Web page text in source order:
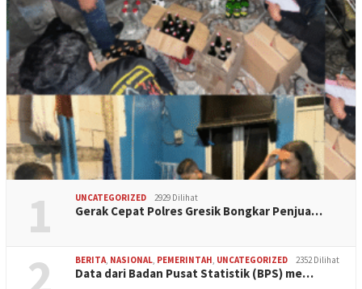
1 UNCATEGORIZED 2929 Dilihat
Gerak Cepat Polres Gresik Bongkar Penjua…
BERITA, NASIONAL, PEMERINTAH, UNCATEGORIZED 2352 Dilihat
Data dari Badan Pusat Statistik (BPS) me…